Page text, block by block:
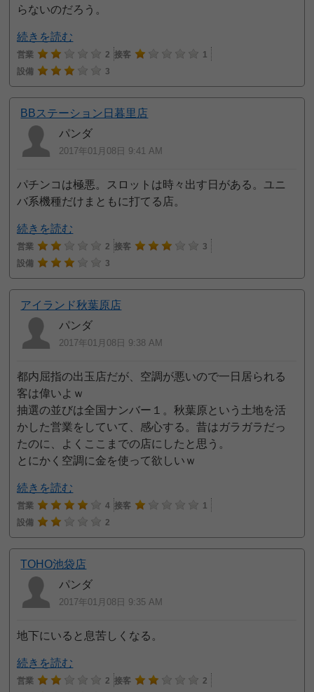
らないのだろう。
続きを読む
営業 2 接客
1
設備
3
BBステーション日暮里店
パンダ
2017年01月08日 9:41 AM
パチンコは極悪。スロットは時々出す日がある。ユニ
バ系機種だけまともに打てる店。
続きを読む
営業 2 接客
3
設備
3
アイランド秋葉原店
パンダ
2017年01月08日 9:38 AM
都内屈指の出玉店だが、空調が悪いので一日居られる
客は偉いよｗ
抽選の並びは全国ナンバー１。秋葉原という土地を活
かした営業をしていて、感心する。昔はガラガラだっ
たのに、よくここまでの店にしたと思う。
とにかく空調に金を使って欲しいｗ
続きを読む
営業 4 接客
1
設備
2
TOHO池袋店
パンダ
2017年01月08日 9:35 AM
地下にいると息苦しくなる。
続きを読む
営業 2 接客
2